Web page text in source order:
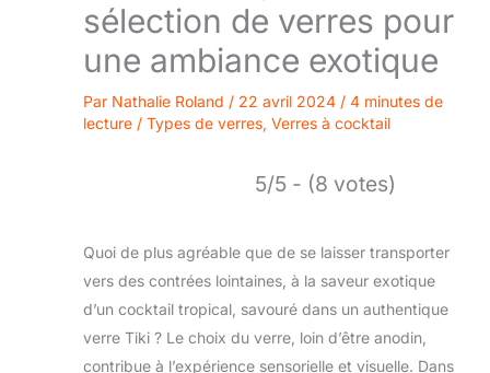
sélection de verres pour
une ambiance exotique
Par Nathalie Roland / 22 avril 2024 / 4 minutes de
lecture / Types de verres, Verres à cocktail
5/5 - (8 votes)
Quoi de plus agréable que de se laisser transporter
vers des contrées lointaines, à la saveur exotique
d’un cocktail tropical, savouré dans un authentique
verre Tiki ? Le choix du verre, loin d’être anodin,
contribue à l’expérience sensorielle et visuelle. Dans